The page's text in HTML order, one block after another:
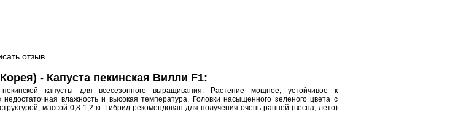
отзыв
- Капуста пекинская Вилли F1:
капусты для всесезонного выращивания. Растение мощное, устойчивое к
недостаточная влажность и высокая температура. Головки насыщенного зеленого цвета с
массой 0,8-1,2 кг. Гибрид рекомендован для получения очень ранней (весна, лето)